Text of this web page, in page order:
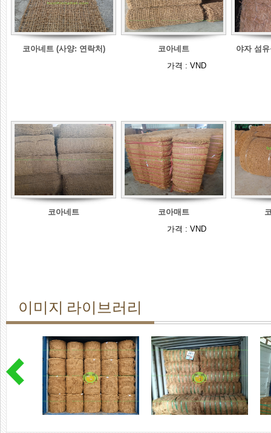
코아네트 (사양: 연락처)
가격 : VND
코아네트 야자 섬
코아네트
가격 : VND
코아매트
이미지 라이브러리